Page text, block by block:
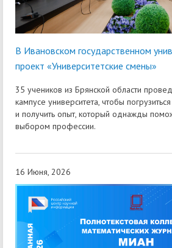
В Ивановском государственном
проект «Университетские смены»
35 учеников из Брянской области
кампусе университета, чтобы
и получить опыт, который однажды
выбором профессии.
16 Июня, 2026